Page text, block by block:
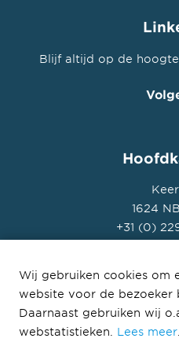
Blijf altijd op de
1624
+31 (0)
©
Wij gebruiken cookies om
website voor de bezoeker
Daarnaast gebruiken wij
webstatistieken.
Lees meer